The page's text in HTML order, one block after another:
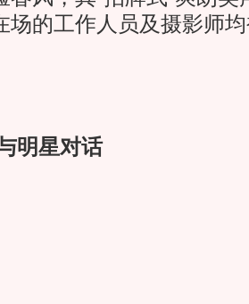
场的工作人员及摄影师
明星对话